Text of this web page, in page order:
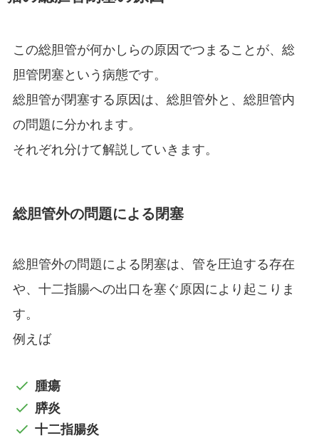
この総胆管が何かしらの原因でつまることが、総
胆管閉塞という病態です。
総胆管が閉塞する原因は、総胆管外と、総胆管内
の問題に分かれます。
それぞれ分けて解説していきます。
総胆管外の問題による閉塞
総胆管外の問題による閉塞は、管を圧迫する存在
や、十二指腸への出口を塞ぐ原因により起こりま
す。
例えば
腫瘍
膵炎
十二指腸炎